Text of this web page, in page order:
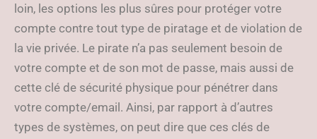
loin, les options les plus sûres pour protéger votre
compte contre tout type de piratage et de violation de
la vie privée. Le pirate n’a pas seulement besoin de
votre compte et de son mot de passe, mais aussi de
cette clé de sécurité physique pour pénétrer dans
votre compte/email. Ainsi, par rapport à d’autres
types de systèmes, on peut dire que ces clés de